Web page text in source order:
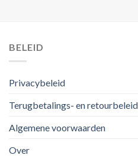
BELEID
Privacybeleid
Terugbetalings- en retourbeleid
Algemene voorwaarden
Over